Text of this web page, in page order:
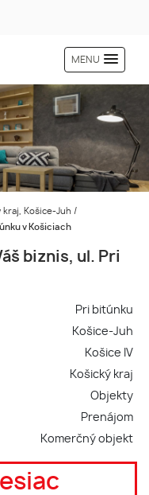
MENU
kraj, Košice-Juh /
v Košiciach
biznis, ul. Pri
Pri bitúnku
Košice-Juh
Košice IV
Košický kraj
Objekty
Prenájom
Komerčný objekt